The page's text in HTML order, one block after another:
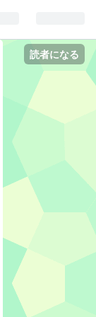
読者になる